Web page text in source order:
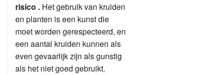
risico . Het gebruik van kruiden
en planten is een kunst die
moet worden gerespecteerd, en
een aantal kruiden kunnen als
even gevaarlijk zijn als gunstig
als het niet goed gebruikt.